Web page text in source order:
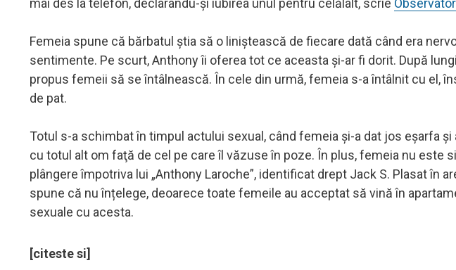
Femeia spune că bărbatul ştia să o liniştească de fiecare dată când era
sentimente. Pe scurt, Anthony îi oferea tot ce aceasta şi-ar fi dorit. După
propus femeii să se întâlnească. În cele din urmă, femeia s-a întâlnit cu el,
de pat.
Totul s-a schimbat în timpul actului sexual, când femeia şi-a dat jos eşarfa şi
cu totul alt om faţă de cel pe care îl văzuse în poze. În plus, femeia nu este
plângere împotriva lui „Anthony Laroche”, identificat drept Jack S. Plasat în
spune că nu înțelege, deoarece toate femeile au acceptat să vină în
sexuale cu acesta.
[citeste si]